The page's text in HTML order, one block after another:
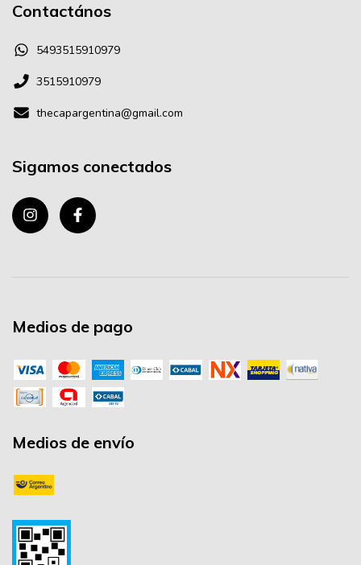
Contactános
5493515910979
3515910979
thecapargentina@gmail.com
Sigamos conectados
Medios de pago
Medios de envío